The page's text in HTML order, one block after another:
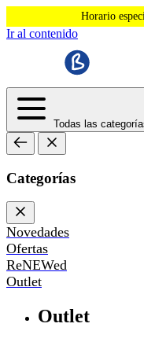
Horario
Ir al contenido
Todas las
Categorías
Novedades
Ofertas
ReNEWed
Outlet
Outlet